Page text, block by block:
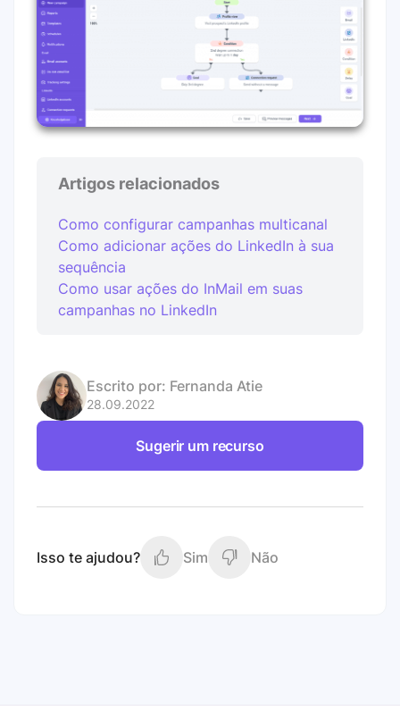
Artigos relacionados
Como configurar campanhas multicanal
Como adicionar ações do LinkedIn à sua
sequência
Como usar ações do InMail em suas
campanhas no LinkedIn
Escrito por: Fernanda Atie
28.09.2022
Sugerir um recurso
Isso te ajudou? Sim Não